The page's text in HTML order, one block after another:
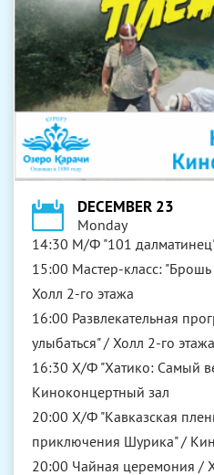
DECEMBER 23
Monday
14:30 М/Ф "101
15:00 Мастер-класс:
Холл 2-го этажа
16:00 Развлекательная
улыбаться" / Холл 2-го этажа
16:30 Х/Ф "Хатико: Самый
Киноконцертный зал
20:00 Х/Ф "Кавказская
приключения Шурика" /
20:00 Чайная церемония /